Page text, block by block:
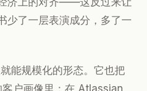
少了一层表演成分，多了一
能规模化的形态。它也把
户画像里：在 Atlassian